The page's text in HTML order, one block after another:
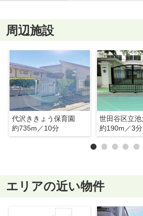
周辺施設
代沢ききょう保育園
約735m／10分
約190m／3分
エリアの近い物件